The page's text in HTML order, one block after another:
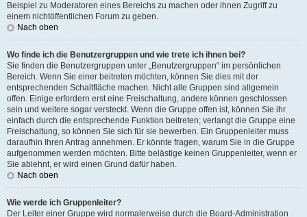
Beispiel zu Moderatoren eines Bereichs zu machen oder ihnen Zugriff zu
einem nichtöffentlichen Forum zu geben.
Nach oben
Wo finde ich die Benutzergruppen und wie trete ich ihnen bei?
Sie finden die Benutzergruppen unter „Benutzergruppen“ im persönlichen
Bereich. Wenn Sie einer beitreten möchten, können Sie dies mit der
entsprechenden Schaltfläche machen. Nicht alle Gruppen sind allgemein
offen. Einige erfordern erst eine Freischaltung, andere können geschlossen
sein und weitere sogar versteckt. Wenn die Gruppe offen ist, können Sie ihr
einfach durch die entsprechende Funktion beitreten; verlangt die Gruppe eine
Freischaltung, so können Sie sich für sie bewerben. Ein Gruppenleiter muss
daraufhin Ihren Antrag annehmen. Er könnte fragen, warum Sie in die Gruppe
aufgenommen werden möchten. Bitte belästige keinen Gruppenleiter, wenn er
Sie ablehnt, er wird einen Grund dafür haben.
Nach oben
Wie werde ich Gruppenleiter?
Der Leiter einer Gruppe wird normalerweise durch die Board-Administration